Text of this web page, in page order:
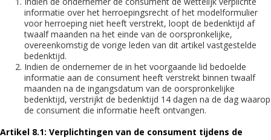
informatie over het herroepingsrecht of het modelformulier
voor herroeping niet heeft verstrekt, loopt de bedenktijd af
twaalf maanden na het einde van de oorspronkelijke,
overeenkomstig de vorige leden van dit artikel vastgestelde
bedenktijd.
Indien de ondernemer de in het voorgaande lid bedoelde
informatie aan de consument heeft verstrekt binnen twaalf
maanden na de ingangsdatum van de oorspronkelijke
bedenktijd, verstrijkt de bedenktijd 14 dagen na de dag waarop
de consument die informatie heeft ontvangen.
Artikel 8.1: Verplichtingen van de consument tijdens de